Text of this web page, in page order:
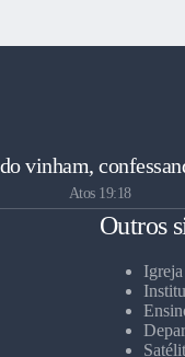
vinham,
Atos 19:18
Outros